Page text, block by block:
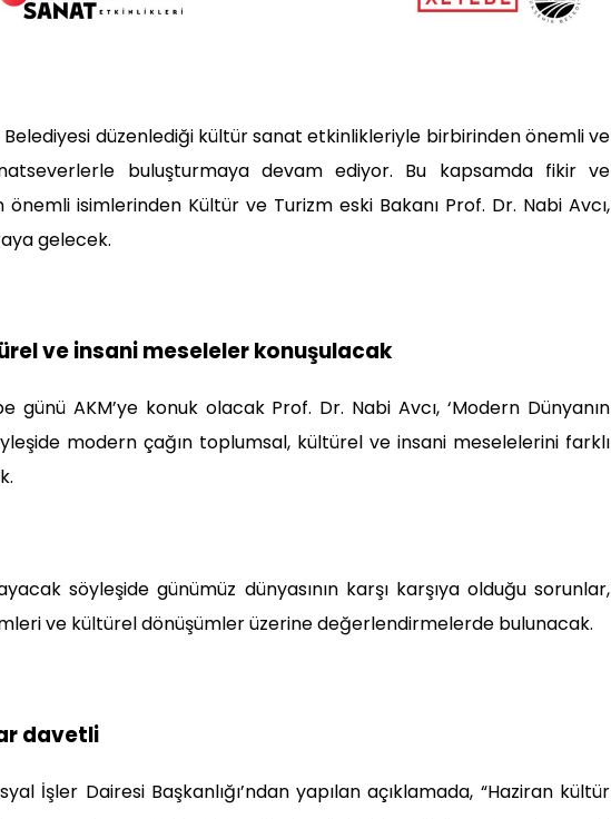
Belediyesi düzenlediği kültür sanat etkinlikleriyle birbirinden önemli ve
buluşturmaya devam ediyor. Bu kapsamda fikir ve
önemli isimlerinden Kültür ve Turizm eski Bakanı Prof. Dr. Nabi Avcı,
gelecek.
ve insani meseleler konuşulacak
günü AKM’ye konuk olacak Prof. Dr. Nabi Avcı, ‘Modern Dünyanın
modern çağın toplumsal, kültürel ve insani meselelerini farklı
söyleşide günümüz dünyasının karşı karşıya olduğu sorunlar,
ve kültürel dönüşümler üzerine değerlendirmelerde bulunacak.
davetli
İşler Dairesi Başkanlığı’ndan yapılan açıklamada, “Haziran kültür